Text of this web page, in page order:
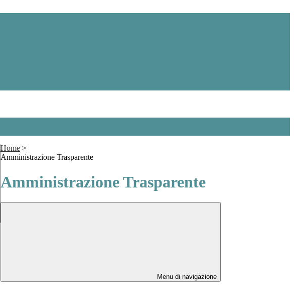
Home >
Amministrazione Trasparente
Amministrazione Trasparente
Menu di navigazione